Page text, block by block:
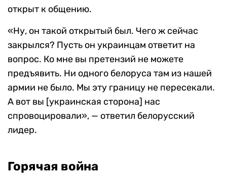
открыт к общению.
«Ну, он такой открытый был. Чего ж сейчас
закрылся? Пусть он украинцам ответит на
вопрос. Ко мне вы претензий не можете
предъявить. Ни одного белоруса там из нашей
армии не было. Мы эту границу не пересекали.
А вот вы [украинская сторона] нас
спровоцировали», — ответил белорусский
лидер.
Горячая война